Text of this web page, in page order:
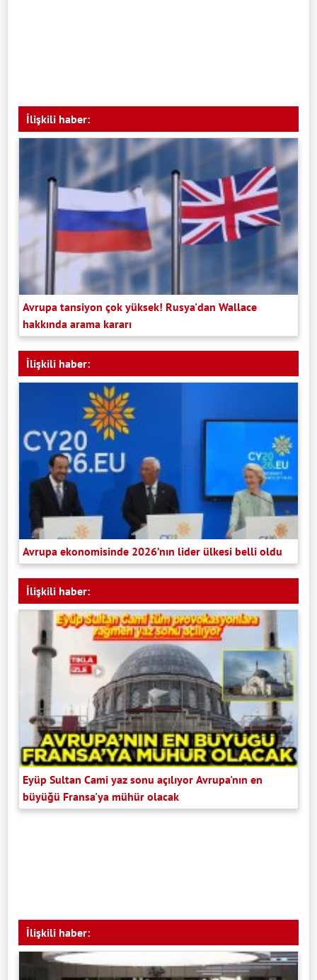
İlişkili haber:
Avrupa tansiyon çok yüksek! Rusya'dan Wallace
hakkında arama kararı
İlişkili haber:
Avrupa ekonomisinde 2026’nın lider ülkesi belli oldu
İlişkili haber:
Eyüp Sultan Cami yaz sonu açılıyor Avrupa'nın en
büyüğü Fransa'ya mühür olacak
İlişkili haber: